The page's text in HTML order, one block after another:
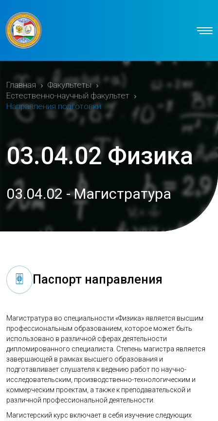
Главная
Факультеты
Естественно-научный факультет
Направления подготовки
03.04.02 Физика
03.04.02 - Магистратура
Паспорт направления
Магистратура во специальности «Физика» является высшим
профессиональным образованием, которое может быть
использовано в различной сферах деятельности
дипломированного специалиста. Степень магистра является
завершающей в рамках высшего образования и
подготавливает слушателя к ведению работ по научно-
исследовательским, производственно-технологическим и
коммерческим проектам, а также к преподавательской и
различной профессиональной деятельности.
Магистерский курс включает в себя изучение следующих